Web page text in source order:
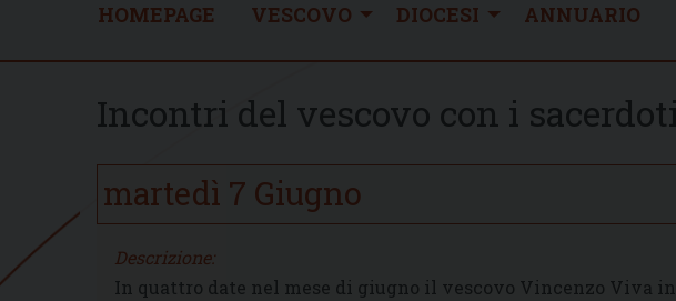
HOMEPAGE VESCOVO DIOCESI ANNUARIO
Incontri del vescovo con i
martedì 7 Giugno
Descrizione:
In quattro date nel mese di giugno il vescovo Vincenzo Viva